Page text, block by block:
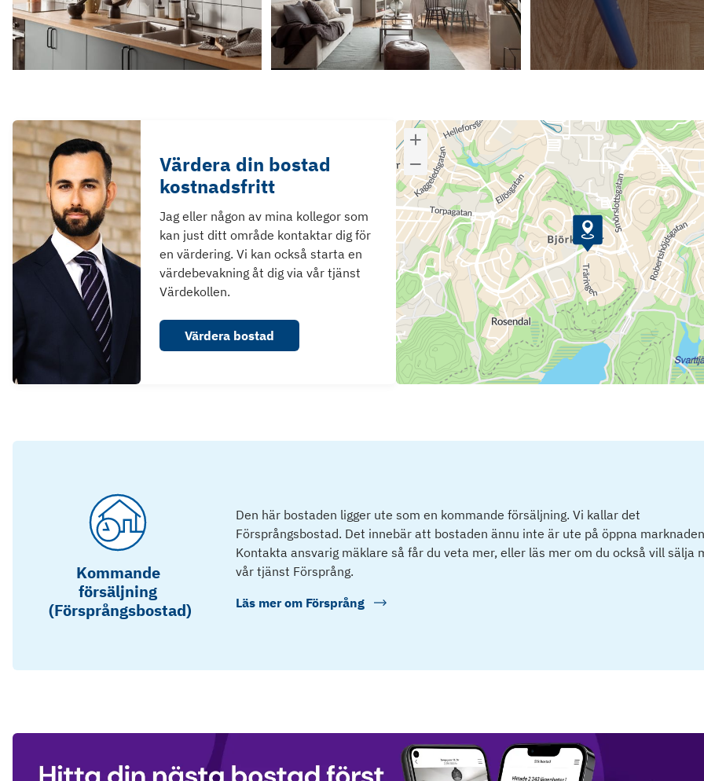
Värdera din bostad
kostnadsfritt
Jag eller någon av mina kollegor som
kan just ditt område kontaktar dig för
en värdering. Vi kan också starta en
värdebevakning åt dig via vår tjänst
Värdekollen.
Värdera bostad
Kommande
försäljning
(Försprångsbostad)
Den här bostaden ligger ute som en kommande försäljning. Vi kallar det
Försprångsbostad. Det innebär att bostaden ännu inte är ute på öppna
Kontakta ansvarig mäklare så får du veta mer, eller läs mer om du också vill sälja
vår tjänst Försprång.
Läs mer om Försprång